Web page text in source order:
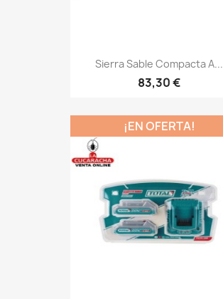
Sierra Sable Compacta A...
83,30 €
¡EN OFERTA!